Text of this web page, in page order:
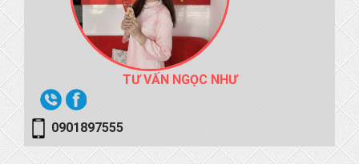
TƯ VẤN NGỌC NHƯ
0901897555